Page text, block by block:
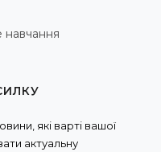
навчання
які варті вашої
актуальну